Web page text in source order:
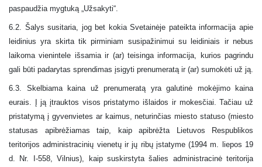
paspaudžia mygtuką „Užsakyti“.
6.2. Šalys susitaria, jog bet kokia Svetainėje pateikta informacija apie
leidinius yra skirta tik pirminiam susipažinimui su leidiniais ir nebus
laikoma vienintele išsamia ir (ar) teisinga informacija, kurios pagrindu
gali būti padarytas sprendimas įsigyti prenumeratą ir (ar) sumokėti už ją.
6.3. Skelbiama kaina už prenumeratą yra galutinė mokėjimo kaina
eurais. Į ją įtrauktos visos pristatymo išlaidos ir mokesčiai. Tačiau už
pristatymą į gyvenvietes ar kaimus, neturinčias miesto statuso (miesto
statusas apibrėžiamas taip, kaip apibrėžta Lietuvos Respublikos
teritorijos administracinių vienetų ir jų ribų įstatyme (1994 m. liepos 19
d. Nr. I-558, Vilnius), kaip suskirstyta šalies administracinė teritorija